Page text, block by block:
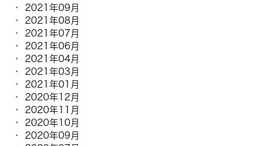
2021年09月
2021年08月
2021年07月
2021年06月
2021年04月
2021年03月
2021年01月
2020年12月
2020年11月
2020年10月
2020年09月